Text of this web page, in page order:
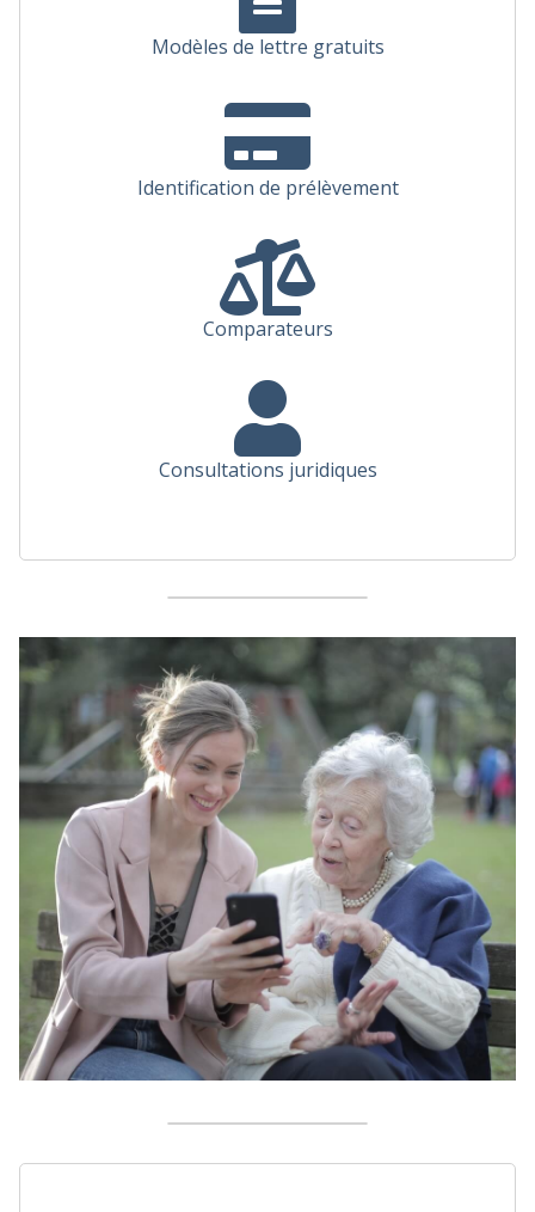
Modèles de lettre gratuits
Identification de prélèvement
Comparateurs
Consultations juridiques